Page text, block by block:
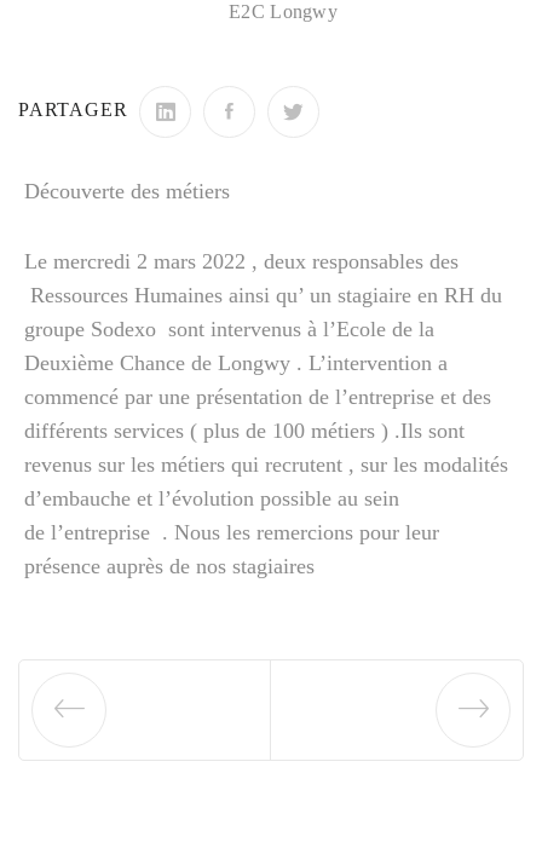
E2C Longwy
PARTAGER
Découverte des métiers
Le mercredi 2 mars 2022 , deux responsables des
Ressources Humaines ainsi qu’ un stagiaire en RH du
groupe Sodexo sont intervenus à l’Ecole de la
Deuxième Chance de Longwy . L’intervention a
commencé par une présentation de l’entreprise et des
différents services ( plus de 100 métiers ) .Ils sont
revenus sur les métiers qui recrutent , sur les modalités
d’embauche et l’évolution possible au sein
de l’entreprise . Nous les remercions pour leur
présence auprès de nos stagiaires